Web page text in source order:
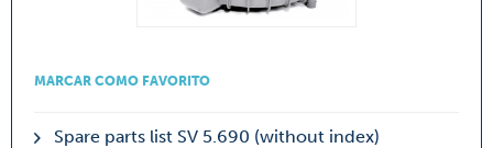
MARCAR COMO FAVORITO
Spare parts list SV 5.690 (without index)